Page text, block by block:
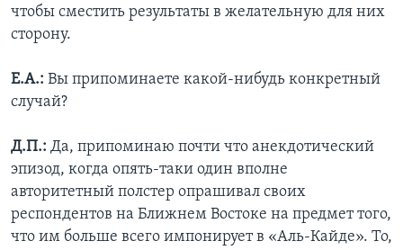
чтобы сместить результаты в желательную для них
сторону.
Е.А.: Вы припоминаете какой-нибудь конкретный
случай?
Д.П.: Да, припоминаю почти что анекдотический
эпизод, когда опять-таки один вполне
авторитетный полстер опрашивал своих
респондентов на Ближнем Востоке на предмет того,
что им больше всего импонирует в «Аль-Кайде». То,